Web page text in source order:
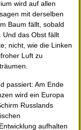
wird auf allen
mit derselben
Baum fällt, sobald
Und das Obst fällt
nicht, wie die Linken
Luft zu
passiert: Am Ende
wird ein Europa
Russlands
aufhalten